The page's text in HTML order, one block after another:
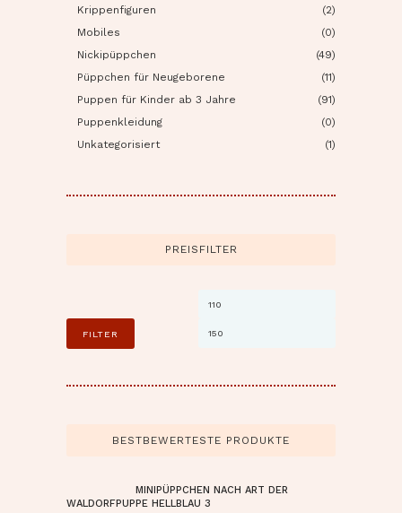
Krippenfiguren
(2)
Mobiles
(0)
Nickipüppchen
(49)
Püppchen für Neugeborene
(11)
Puppen für Kinder ab 3 Jahre
(91)
Puppenkleidung
(0)
Unkategorisiert
(1)
PREISFILTER
Min.
FILTER
BESTBEWERTESTE PRODUKTE
MINIPÜPPCHEN NACH ART DER
WALDORFPUPPE HELLBLAU 3